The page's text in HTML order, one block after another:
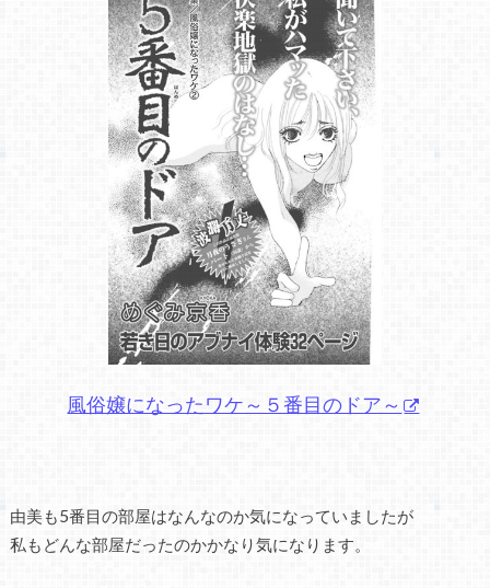
風俗嬢になったワケ～５番目のドア～
由美も5番目の部屋はなんなのか気になっていましたが
私もどんな部屋だったのかかなり気になります。